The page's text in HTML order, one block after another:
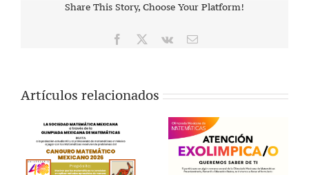
Share This Story, Choose Your Platform!
Facebook Vk
Correo
Artículos relacionados